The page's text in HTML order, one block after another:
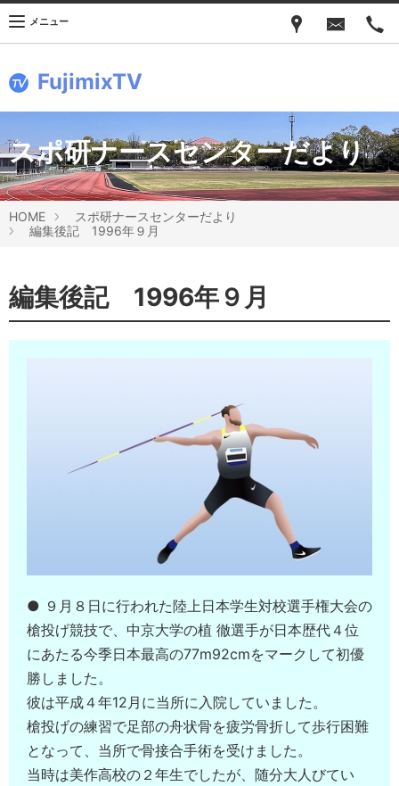
FujimixTV
メニュー
スポ研ナースセンターだより
HOME
スポ研ナースセンターだより
編集後記 1996年９月
編集後記 1996年９月
● ９月８日に行われた陸上日本学生対校選手権大会の
槍投げ競技で、中京大学の植 徹選手が日本歴代４位
にあたる今季日本最高の77m92cmをマークして初優
勝しました。
彼は平成４年12月に当所に入院していました。
槍投げの練習で足部の舟状骨を疲労骨折して歩行困難
となって、当所で骨接合手術を受けました。
当時は美作高校の２年生でしたが、随分大人びてい